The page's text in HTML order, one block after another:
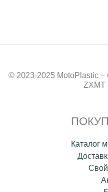
© 2023-2025 MotoPlastic
ZXMT
Каталог